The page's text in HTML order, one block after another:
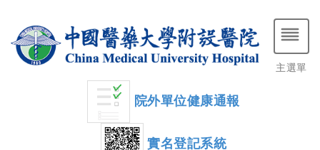
院外單位健康通報
實名登記系統
主選單